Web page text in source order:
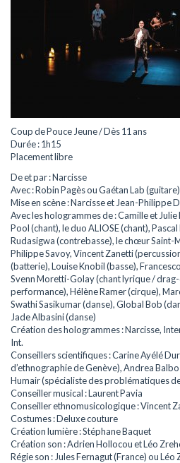
Coup de Pouce Jeune / Dès 11 ans
Durée : 1h15
Placement libre
De et par : Narcisse
Avec : Robin Pagès ou Gaétan Lab (guitare)
Mise en scène : Narcisse et Jean-Philippe
Avec les hologrammes de : Camille et
Pool (chant), le duo ALIOSE (chant),
Rudasigwa (contrebasse), le chœur Saint-
Philippe Savoy, Vincent Zanetti
(batterie), Louise Knobil (basse),
Svenn Moretti-Golay (chant lyrique /
performance), Hélène Ramer (cirque),
Swathi Sasikumar (danse), Global Bob
Jade Albasini (danse)
Création des hologrammes : Narcisse,
Int.
Conseillers scientifiques : Carine Ayélé
d’ethnographie de Genève), Andrea
Humair (spécialiste des problématiques
Conseiller musical : Laurent Pavia
Conseiller ethnomusicologique : Vincent
Costumes : Deluxe couture
Création lumière : Stéphane Baquet
Création son : Adrien Hollocou et Léo
Régie son : Jules Fernagut (France) ou Léo